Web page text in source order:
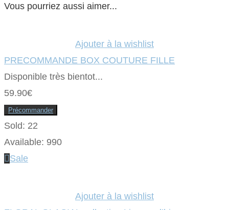
Vous pourriez aussi aimer...
Ajouter à la wishlist
PRECOMMANDE BOX COUTURE FILLE
Disponible très bientot...
59.90€
Précommander
Sold: 22
Available: 990
Sale
Ajouter à la wishlist